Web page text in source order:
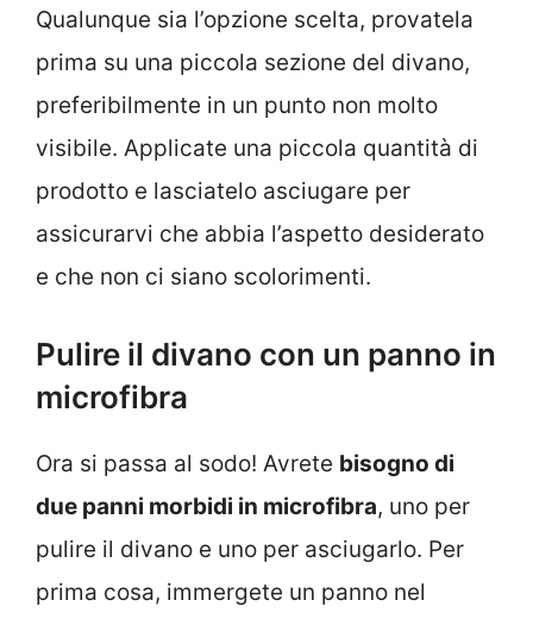
Qualunque sia l’opzione scelta, provatela
prima su una piccola sezione del divano,
preferibilmente in un punto non molto
visibile. Applicate una piccola quantità di
prodotto e lasciatelo asciugare per
assicurarvi che abbia l’aspetto desiderato
e che non ci siano scolorimenti.
Pulire il divano con un panno in
microfibra
Ora si passa al sodo! Avrete bisogno di
due panni morbidi in microfibra, uno per
pulire il divano e uno per asciugarlo. Per
prima cosa, immergete un panno nel